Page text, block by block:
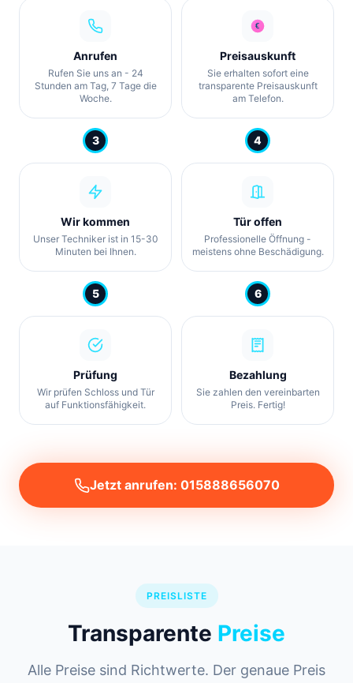
Anrufen
Rufen Sie uns an - 24
Stunden am Tag, 7 Tage die
Woche.
Preisauskunft
Sie erhalten sofort eine
transparente Preisauskunft
am Telefon.
3
Wir kommen
Unser Techniker ist in 15-30
Minuten bei Ihnen.
4
Tür offen
Professionelle Öffnung -
meistens ohne Beschädigung.
5
Prüfung
Wir prüfen Schloss und Tür
auf Funktionsfähigkeit.
6
Bezahlung
Sie zahlen den vereinbarten
Preis. Fertig!
Jetzt anrufen: 015888656070
PREISLISTE
Transparente Preise
Alle Preise sind Richtwerte. Der genaue Preis